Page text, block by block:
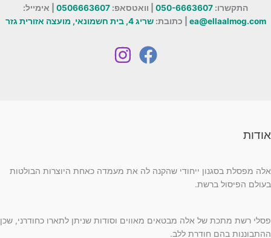
התקשרו: 050-6663607 | וואטסאפ: 0506663607 | אימייל:
ea@ellaalmog.com | כתובת:שריג 4, בית חשמונאי, מועצה אזורית גזר
אודות
אלה מפסלת בסגנון ייחודי שהקנה לה את מעמדה כאחת היוצרות הבולטות
בעולם הפיסול ברשת.
פסלי רשת מתכת של אלה מבטאים מאווים וסודות שניתן לתארו כחודרני, שכן
ההתבוננות בהם חודרת ללב.